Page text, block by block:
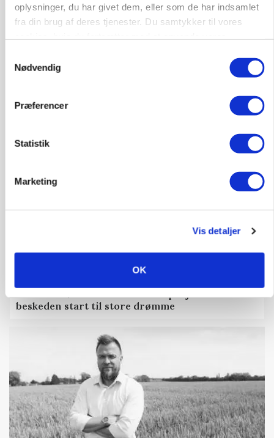
oplysninger, du har givet dem, eller som de har indsamlet
fra din brug af deres tjenester. Du samtykker til vores
Nødvendig
Præferencer
Statistik
Marketing
Vis detaljer
OK
Landmænd drukner i papir, mens Mette F.
ignorerer den lovede regelforenkling
beskeden start til store drømme